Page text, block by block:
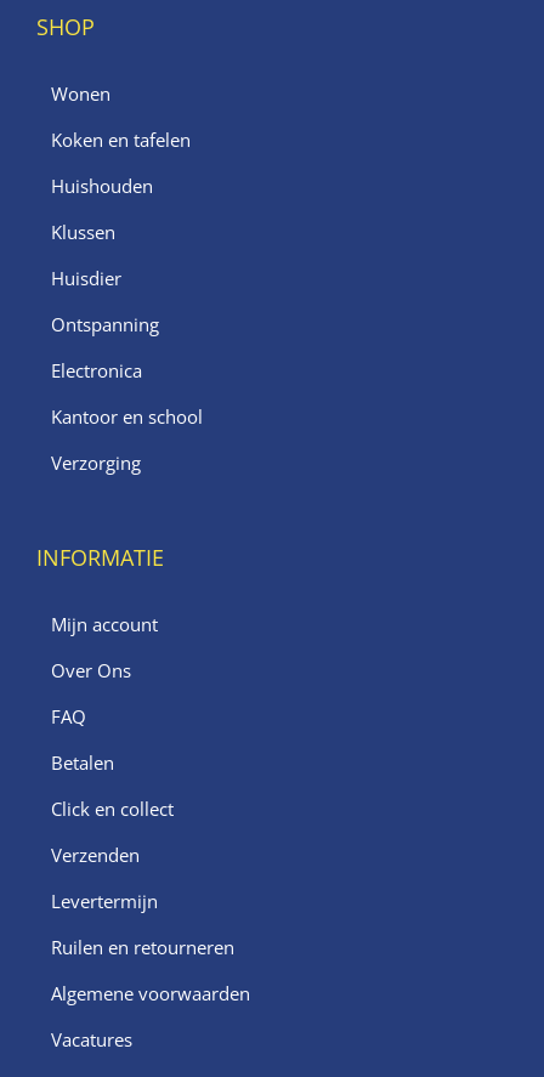
SHOP
Wonen
Koken en tafelen
Huishouden
Klussen
Huisdier
Ontspanning
Electronica
Kantoor en school
Verzorging
INFORMATIE
Mijn account
Over Ons
FAQ
Betalen
Click en collect
Verzenden
Levertermijn
Ruilen en retourneren
Algemene voorwaarden
Vacatures